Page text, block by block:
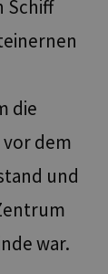
Schiff
die
dem
und
war.